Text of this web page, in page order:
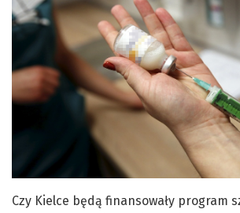
Czy Kielce będą finansowały program